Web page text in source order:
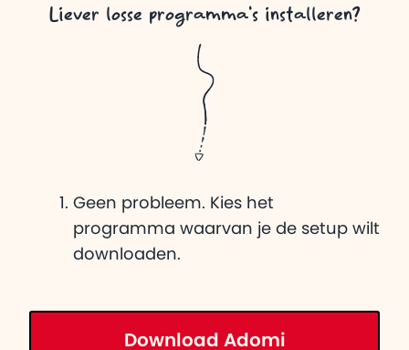
Liever losse programma's installeren?
Geen probleem. Kies het
programma waarvan je de setup wilt
downloaden.
Download Adomi